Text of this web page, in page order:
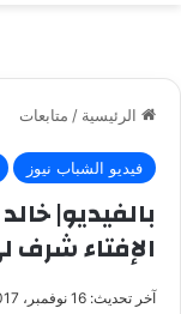
الرئيسية / متابعات
فيديو الشباب نيوز
بالفيديو|
الإفتاء شرف
آخر تحديث: 16 نوفمبر، 2017